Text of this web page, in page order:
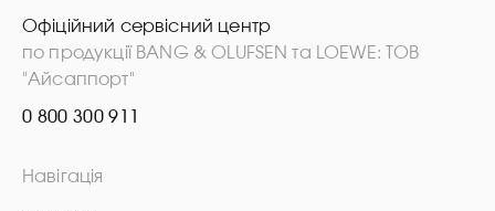
Офіційний сервісний центр
по продукції BANG & OLUFSEN та LOEWE: ТОВ
"Айсаппорт"
0 800 300 911
Навігація